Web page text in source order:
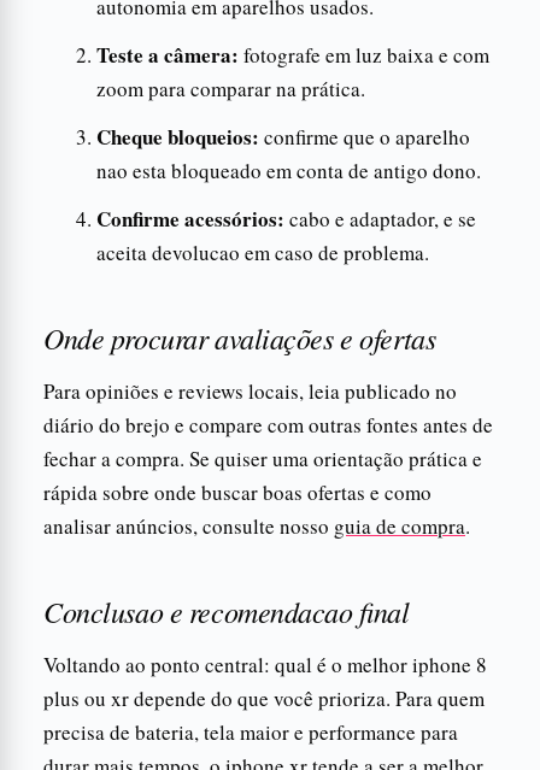
autonomia em aparelhos usados.
Teste a câmera: fotografe em luz baixa e com
zoom para comparar na prática.
Cheque bloqueios: confirme que o aparelho
nao esta bloqueado em conta de antigo dono.
Confirme acessórios: cabo e adaptador, e se
aceita devolucao em caso de problema.
Onde procurar avaliações e ofertas
Para opiniões e reviews locais, leia publicado no
diário do brejo e compare com outras fontes antes de
fechar a compra. Se quiser uma orientação prática e
rápida sobre onde buscar boas ofertas e como
analisar anúncios, consulte nosso guia de compra.
Conclusao e recomendacao final
Voltando ao ponto central: qual é o melhor iphone 8
plus ou xr depende do que você prioriza. Para quem
precisa de bateria, tela maior e performance para